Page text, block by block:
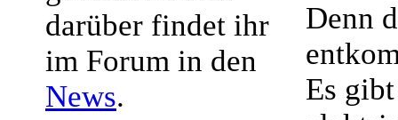
darüber findet ihr
im Forum in den
News.
Denn
Es